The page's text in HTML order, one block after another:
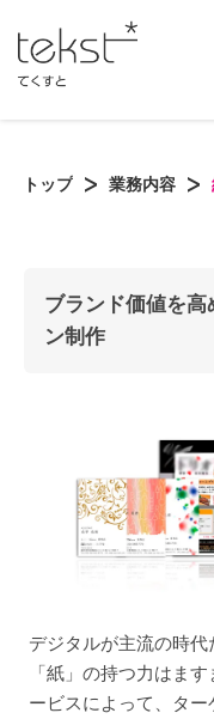
トップ 業務内容
ブランド価値を
ン制作
デジタルが主流の時
「紙」の持つ力はま
ービスによって、タ